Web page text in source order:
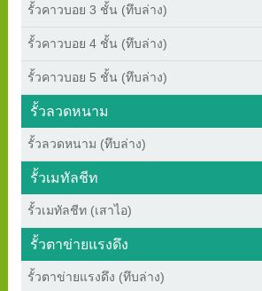
รั้วคาวบอย 3 ชั้น (ทึบล่าง)
รั้วคาวบอย 4 ชั้น (ทึบล่าง)
รั้วคาวบอย 5 ชั้น (ทึบล่าง)
รั้วลวดหนาม
รั้วลวดหนาม (ทึบล่าง)
รั้วเมทัลชีท
รั้วเมทัลชีท (เสาไอ)
รั้วตาข่ายแรงดึง
รั้วตาข่ายแรงดึง (ทึบล่าง)